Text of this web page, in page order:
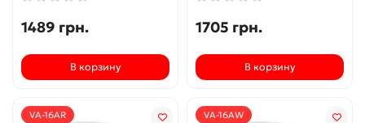
1489 грн.
В корзину
1705 грн.
В корзину
VA-16AR VA-16AW